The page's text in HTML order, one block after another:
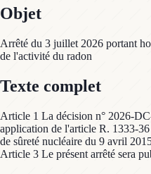
Objet
Arrêté du 3 juillet 2026 portant
de l'activité du radon
Texte complet
Article 1 La décision n° 2026-
application de l'article R. 1333-
de sûreté nucléaire du 9 avril
Article 3 Le présent arrêté sera